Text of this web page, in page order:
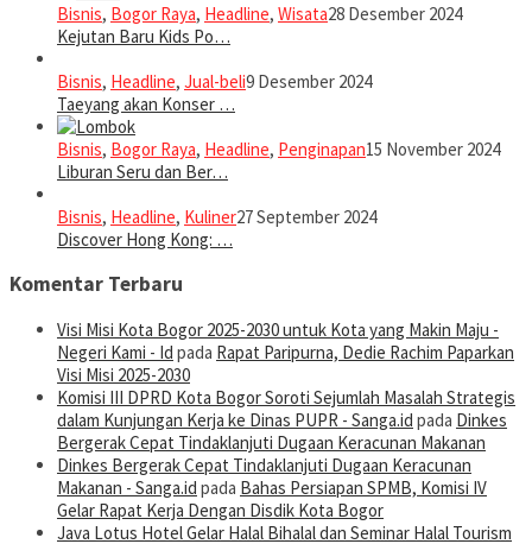
Bisnis, Bogor Raya, Headline, Wisata28 Desember 2024
Kejutan Baru Kids Po…
Bisnis, Headline, Jual-beli9 Desember 2024
Taeyang akan Konser …
Bisnis, Bogor Raya, Headline, Penginapan15 November 2024
Liburan Seru dan Ber…
Bisnis, Headline, Kuliner27 September 2024
Discover Hong Kong: …
Komentar Terbaru
Visi Misi Kota Bogor 2025-2030 untuk Kota yang Makin Maju -
Negeri Kami - Id pada Rapat Paripurna, Dedie Rachim Paparkan
Visi Misi 2025-2030
Komisi III DPRD Kota Bogor Soroti Sejumlah Masalah Strategis
dalam Kunjungan Kerja ke Dinas PUPR - Sanga.id pada Dinkes
Bergerak Cepat Tindaklanjuti Dugaan Keracunan Makanan
Dinkes Bergerak Cepat Tindaklanjuti Dugaan Keracunan
Makanan - Sanga.id pada Bahas Persiapan SPMB, Komisi IV
Gelar Rapat Kerja Dengan Disdik Kota Bogor
Java Lotus Hotel Gelar Halal Bihalal dan Seminar Halal Tourism